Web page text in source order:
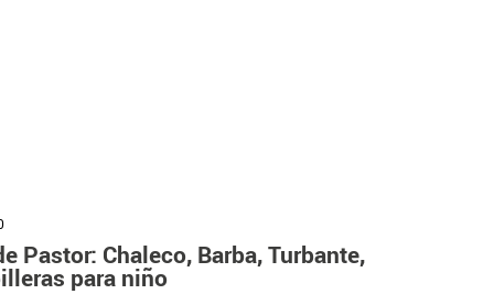
Pastor: Chaleco, Barba, Turbante,
para niño